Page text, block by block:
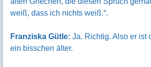
weiß, dass ich nichts weiß.“.
Franziska Gütle: Ja. Richtig. Also er ist
ein bisschen älter.